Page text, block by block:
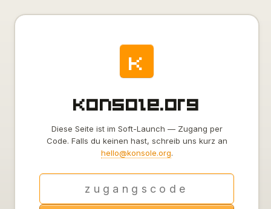
k
konsole.org
Diese Seite ist im Soft-Launch — Zugang per
Code. Falls du keinen hast, schreib uns kurz an
hello@konsole.org.